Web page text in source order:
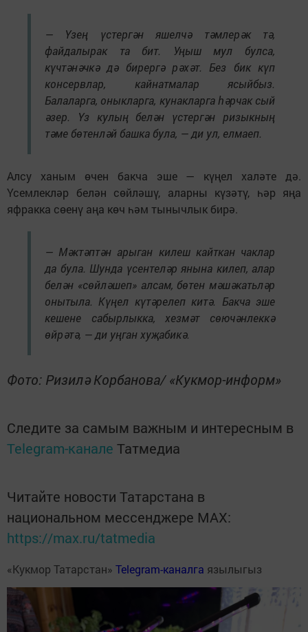
— Үзең үстергән яшелчә тәмлерәк тә,
файдалырак та бит. Уңыш мул булса,
күчтәнәчкә дә бирергә рәхәт. Без бик күп
консервлар, кайнатмалар ясыйбыз.
Балаларга, оныкларга, кунакларга һәрчак сый
әзер. Үз кулың белән үстергән ризыкның
тәме бөтенләй башка була, — ди ул, елмаеп.
Алсу ханым өчен бакча эше — күңел халәте дә.
Үсемлекләр белән сөйләшү, аларны күзәтү, һәр яңа
яфракка сөенү аңа көч һәм тынычлык бирә.
— Мәктәптән арыган килеш кайткан чаклар
да була. Шунда үсентеләр янына килеп, алар
белән «сөйләшеп» алсам, бөтен мәшәкатьләр
онытыла. Күңел күтәрелеп китә. Бакча эше
кешене сабырлыкка, хезмәт сөючәнлеккә
өйрәтә, — ди уңган хуҗабикә.
Фото: Ризилә Корбанова/ «Кукмор-информ»
Следите за самым важным и интересным в
Telegram-канале Татмедиа
Читайте новости Татарстана в
национальном мессенджере MАХ:
https://max.ru/tatmedia
«Кукмор Татарстан» Telegram-каналга язылыгыз